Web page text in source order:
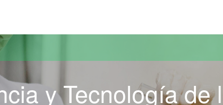
y Tecnología de